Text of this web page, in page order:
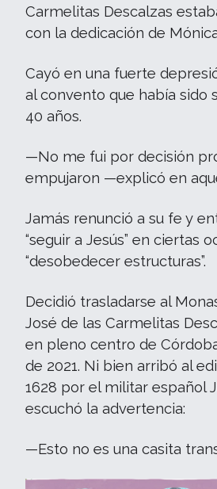
Carmelitas Descalzas
con la dedicación de
Cayó en una fuerte
al convento que había sido
40 años.
—No me fui por decisión
empujaron —explicó en
Jamás renunció a su fe y
“seguir a Jesús” en ciertas
“desobedecer estructuras”.
Decidió trasladarse al
José de las Carmelitas
en pleno centro de
de 2021. Ni bien arribó al
1628 por el militar español
escuchó la advertencia:
—Esto no es una casita